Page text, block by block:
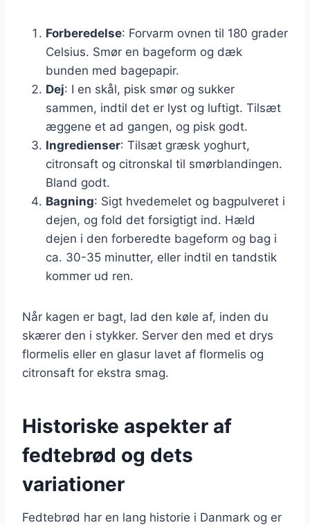
Forberedelse: Forvarm ovnen til 180 grader
Celsius. Smør en bageform og dæk
bunden med bagepapir.
Dej: I en skål, pisk smør og sukker
sammen, indtil det er lyst og luftigt. Tilsæt
æggene et ad gangen, og pisk godt.
Ingredienser: Tilsæt græsk yoghurt,
citronsaft og citronskal til smørblandingen.
Bland godt.
Bagning: Sigt hvedemelet og bagpulveret i
dejen, og fold det forsigtigt ind. Hæld
dejen i den forberedte bageform og bag i
ca. 30-35 minutter, eller indtil en tandstik
kommer ud ren.
Når kagen er bagt, lad den køle af, inden du
skærer den i stykker. Server den med et drys
flormelis eller en glasur lavet af flormelis og
citronsaft for ekstra smag.
Historiske aspekter af
fedtebrød og dets
variationer
Fedtebrød har en lang historie i Danmark og er